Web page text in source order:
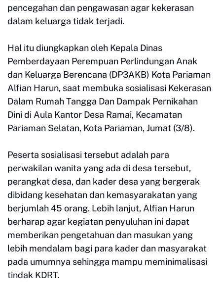
pencegahan dan pengawasan agar kekerasan
dalam keluarga tidak terjadi.
Hal itu diungkapkan oleh Kepala Dinas
Pemberdayaan Perempuan Perlindungan Anak
dan Keluarga Berencana (DP3AKB) Kota Pariaman
Alfian Harun, saat membuka sosialisasi Kekerasan
Dalam Rumah Tangga Dan Dampak Pernikahan
Dini di Aula Kantor Desa Ramai, Kecamatan
Pariaman Selatan, Kota Pariaman, Jumat (3/8).
Peserta sosialisasi tersebut adalah para
perwakilan wanita yang ada di desa tersebut,
perangkat desa, dan kader desa yang bergerak
dibidang kesehatan dan kemasyarakatan yang
berjumlah 45 orang. Lebih lanjut, Alfian Harun
berharap agar kegiatan penyuluhan ini dapat
memberikan pengetahuan dan masukan yang
lebih mendalam bagi para kader dan masyarakat
pada umumnya sehingga mampu meminimalisasi
tindak KDRT.